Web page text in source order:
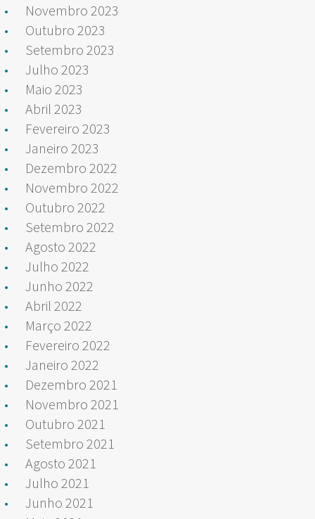
Novembro 2023
Outubro 2023
Setembro 2023
Julho 2023
Maio 2023
Abril 2023
Fevereiro 2023
Janeiro 2023
Dezembro 2022
Novembro 2022
Outubro 2022
Setembro 2022
Agosto 2022
Julho 2022
Junho 2022
Abril 2022
Março 2022
Fevereiro 2022
Janeiro 2022
Dezembro 2021
Novembro 2021
Outubro 2021
Setembro 2021
Agosto 2021
Julho 2021
Junho 2021